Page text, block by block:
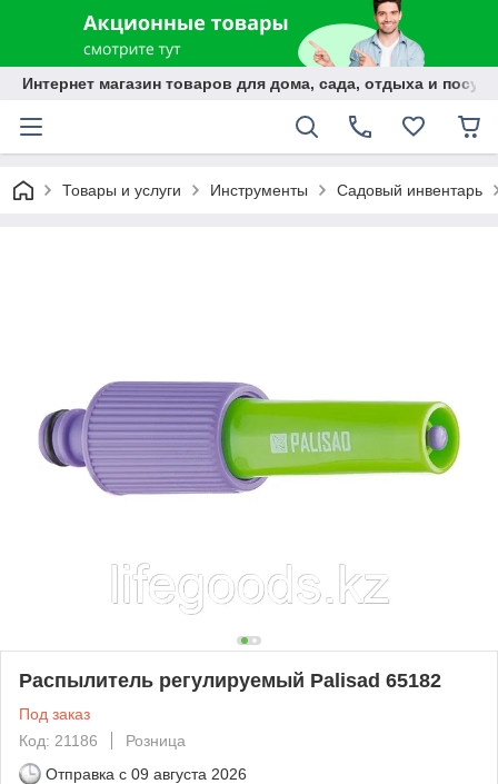
Интернет магазин товаров для дома, сада, отдыха и
Товары и услуги Инструменты Садовый инвентарь
Распылитель регулируемый Palisad 65182
Под заказ
Код: 21186
Розница
Отправка с 09 августа 2026